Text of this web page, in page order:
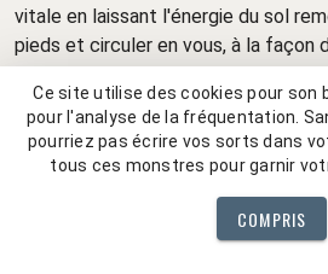
vitale en laissant l'énergie du sol
pieds et circuler en vous, à la façon
repousser les branches taillées
En dépensant 6 points de Ki, vous
régénérationsur vous-même tant
en contact avec la terre. Le sort
une fois entre deux repos longs.
Ce site utilise des cookies pour
pour l'analyse de la fréquentation.
pourriez pas écrire vos sorts dans
tous ces monstres pour garnir
COMPRIS